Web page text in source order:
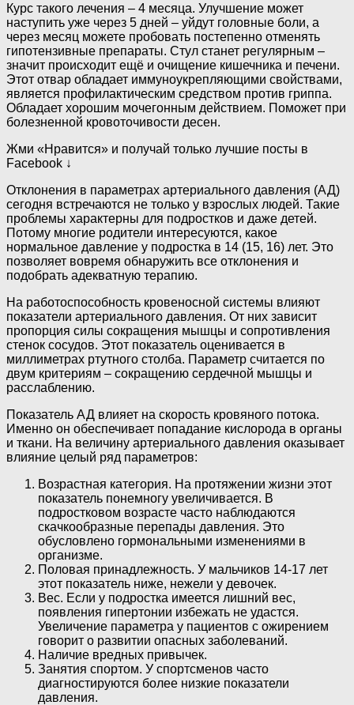
Курс такого лечения – 4 месяца. Улучшение может
наступить уже через 5 дней – уйдут головные боли, а
через месяц можете пробовать постепенно отменять
гипотензивные препараты. Стул станет регулярным –
значит происходит ещё и очищение кишечника и печени.
Этот отвар обладает иммуноукрепляющими свойствами,
является профилактическим средством против гриппа.
Обладает хорошим мочегонным действием. Поможет при
болезненной кровоточивости десен.
Жми «Нравится» и получай только лучшие посты в
Facebook ↓
Отклонения в параметрах артериального давления (АД)
сегодня встречаются не только у взрослых людей. Такие
проблемы характерны для подростков и даже детей.
Потому многие родители интересуются, какое
нормальное давление у подростка в 14 (15, 16) лет. Это
позволяет вовремя обнаружить все отклонения и
подобрать адекватную терапию.
На работоспособность кровеносной системы влияют
показатели артериального давления. От них зависит
пропорция силы сокращения мышцы и сопротивления
стенок сосудов. Этот показатель оценивается в
миллиметрах ртутного столба. Параметр считается по
двум критериям – сокращению сердечной мышцы и
расслаблению.
Показатель АД влияет на скорость кровяного потока.
Именно он обеспечивает попадание кислорода в органы
и ткани. На величину артериального давления оказывает
влияние целый ряд параметров:
Возрастная категория. На протяжении жизни этот
показатель понемногу увеличивается. В
подростковом возрасте часто наблюдаются
скачкообразные перепады давления. Это
обусловлено гормональными изменениями в
организме.
Половая принадлежность. У мальчиков 14-17 лет
этот показатель ниже, нежели у девочек.
Вес. Если у подростка имеется лишний вес,
появления гипертонии избежать не удастся.
Увеличение параметра у пациентов с ожирением
говорит о развитии опасных заболеваний.
Наличие вредных привычек.
Занятия спортом. У спортсменов часто
диагностируются более низкие показатели
давления.